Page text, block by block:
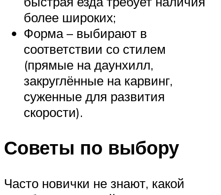
более широких;
Форма – выбирают в
соответствии со стилем
(прямые на даунхилл,
закруглённые на карвинг,
суженные для развития
скорости).
Советы по выбору
Часто новички не знают, какой